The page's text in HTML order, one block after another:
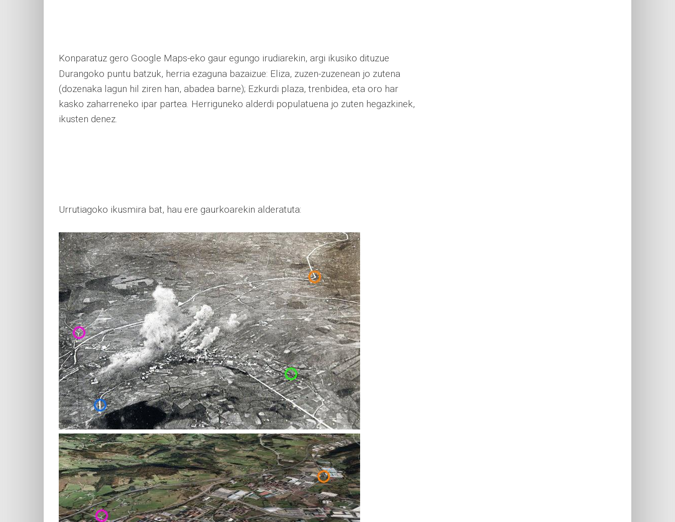
Konparatuz gero Google Maps-eko gaur egungo irudiarekin, argi ikusiko dituzue
Durangoko puntu batzuk, herria ezaguna bazaizue: Eliza, zuzen-zuzenean jo zutena
(dozenaka lagun hil ziren han, abadea barne); Ezkurdi plaza, trenbidea, eta oro har
kasko zaharreneko ipar partea. Herriguneko alderdi populatuena jo zuten hegazkinek,
ikusten denez.
Urrutiagoko ikusmira bat, hau ere gaurkoarekin alderatuta: